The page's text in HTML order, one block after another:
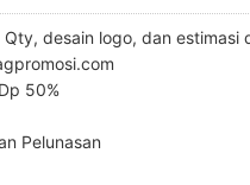
Qty, desain logo, dan estimasi
50%
Pelunasan